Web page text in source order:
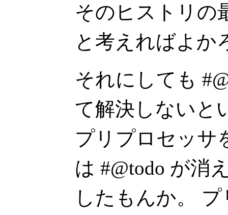
そのヒストリの
と考えればよか
それにしても
て解決しないと
プリプロセッサ
は #@todo が消
したもんか。